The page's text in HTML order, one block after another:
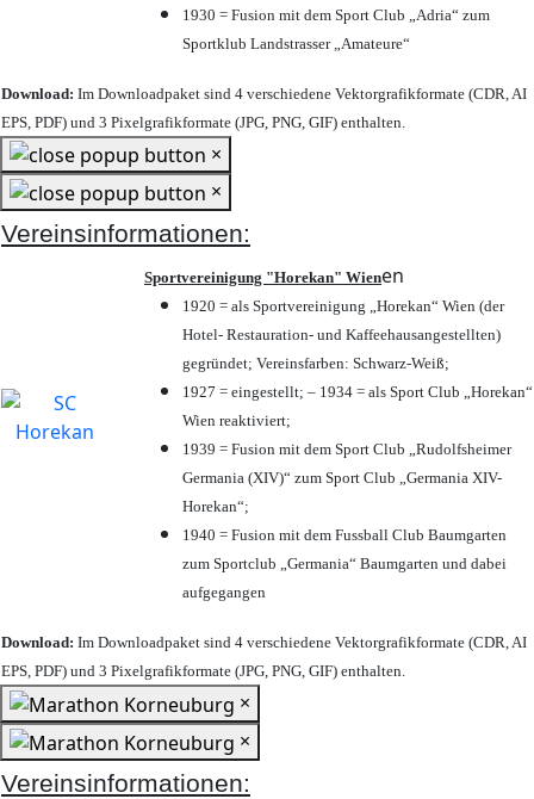
1930 = Fusion mit dem Sport Club „Adria“ zum
Sportklub Landstrasser „Amateure“
Download: Im Downloadpaket sind 4 verschiedene Vektorgrafikformate (CDR, AI
EPS, PDF) und 3 Pixelgrafikformate (JPG, PNG, GIF) enthalten.
×
×
Vereinsinformationen:
Sportvereinigung "Horekan" Wienen
1920 = als Sportvereinigung „Horekan“ Wien (der
Hotel- Restauration- und Kaffeehausangestellten)
gegründet; Vereinsfarben: Schwarz-Weiß;
1927 = eingestellt; – 1934 = als Sport Club „Horekan“
Wien reaktiviert;
1939 = Fusion mit dem Sport Club „Rudolfsheimer
Germania (XIV)“ zum Sport Club „Germania XIV-
Horekan“;
1940 = Fusion mit dem Fussball Club Baumgarten
zum Sportclub „Germania“ Baumgarten und dabei
aufgegangen
Download: Im Downloadpaket sind 4 verschiedene Vektorgrafikformate (CDR, AI
EPS, PDF) und 3 Pixelgrafikformate (JPG, PNG, GIF) enthalten.
×
×
Vereinsinformationen: